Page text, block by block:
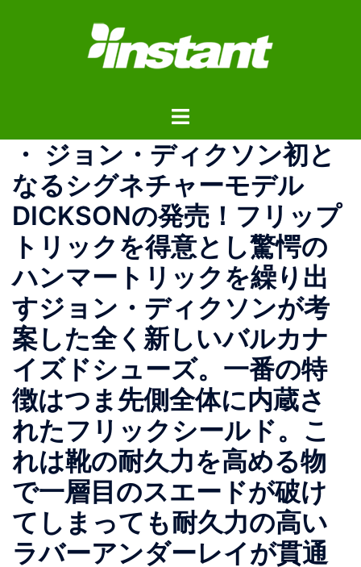
ス
ト
ル
ニ
ュ
ー
・ ジョン・ディクソン初と
なるシグネチャーモデル
DICKSONの発売！フリップ
トリックを得意とし驚愕の
ハンマートリックを繰り出
すジョン・ディクソンが考
案した全く新しいバルカナ
イズドシューズ。一番の特
徴はつま先側全体に内蔵さ
れたフリックシールド。こ
れは靴の耐久力を高める物
で一層目のスエードが破け
てしまっても耐久力の高い
ラバーアンダーレイが貫通